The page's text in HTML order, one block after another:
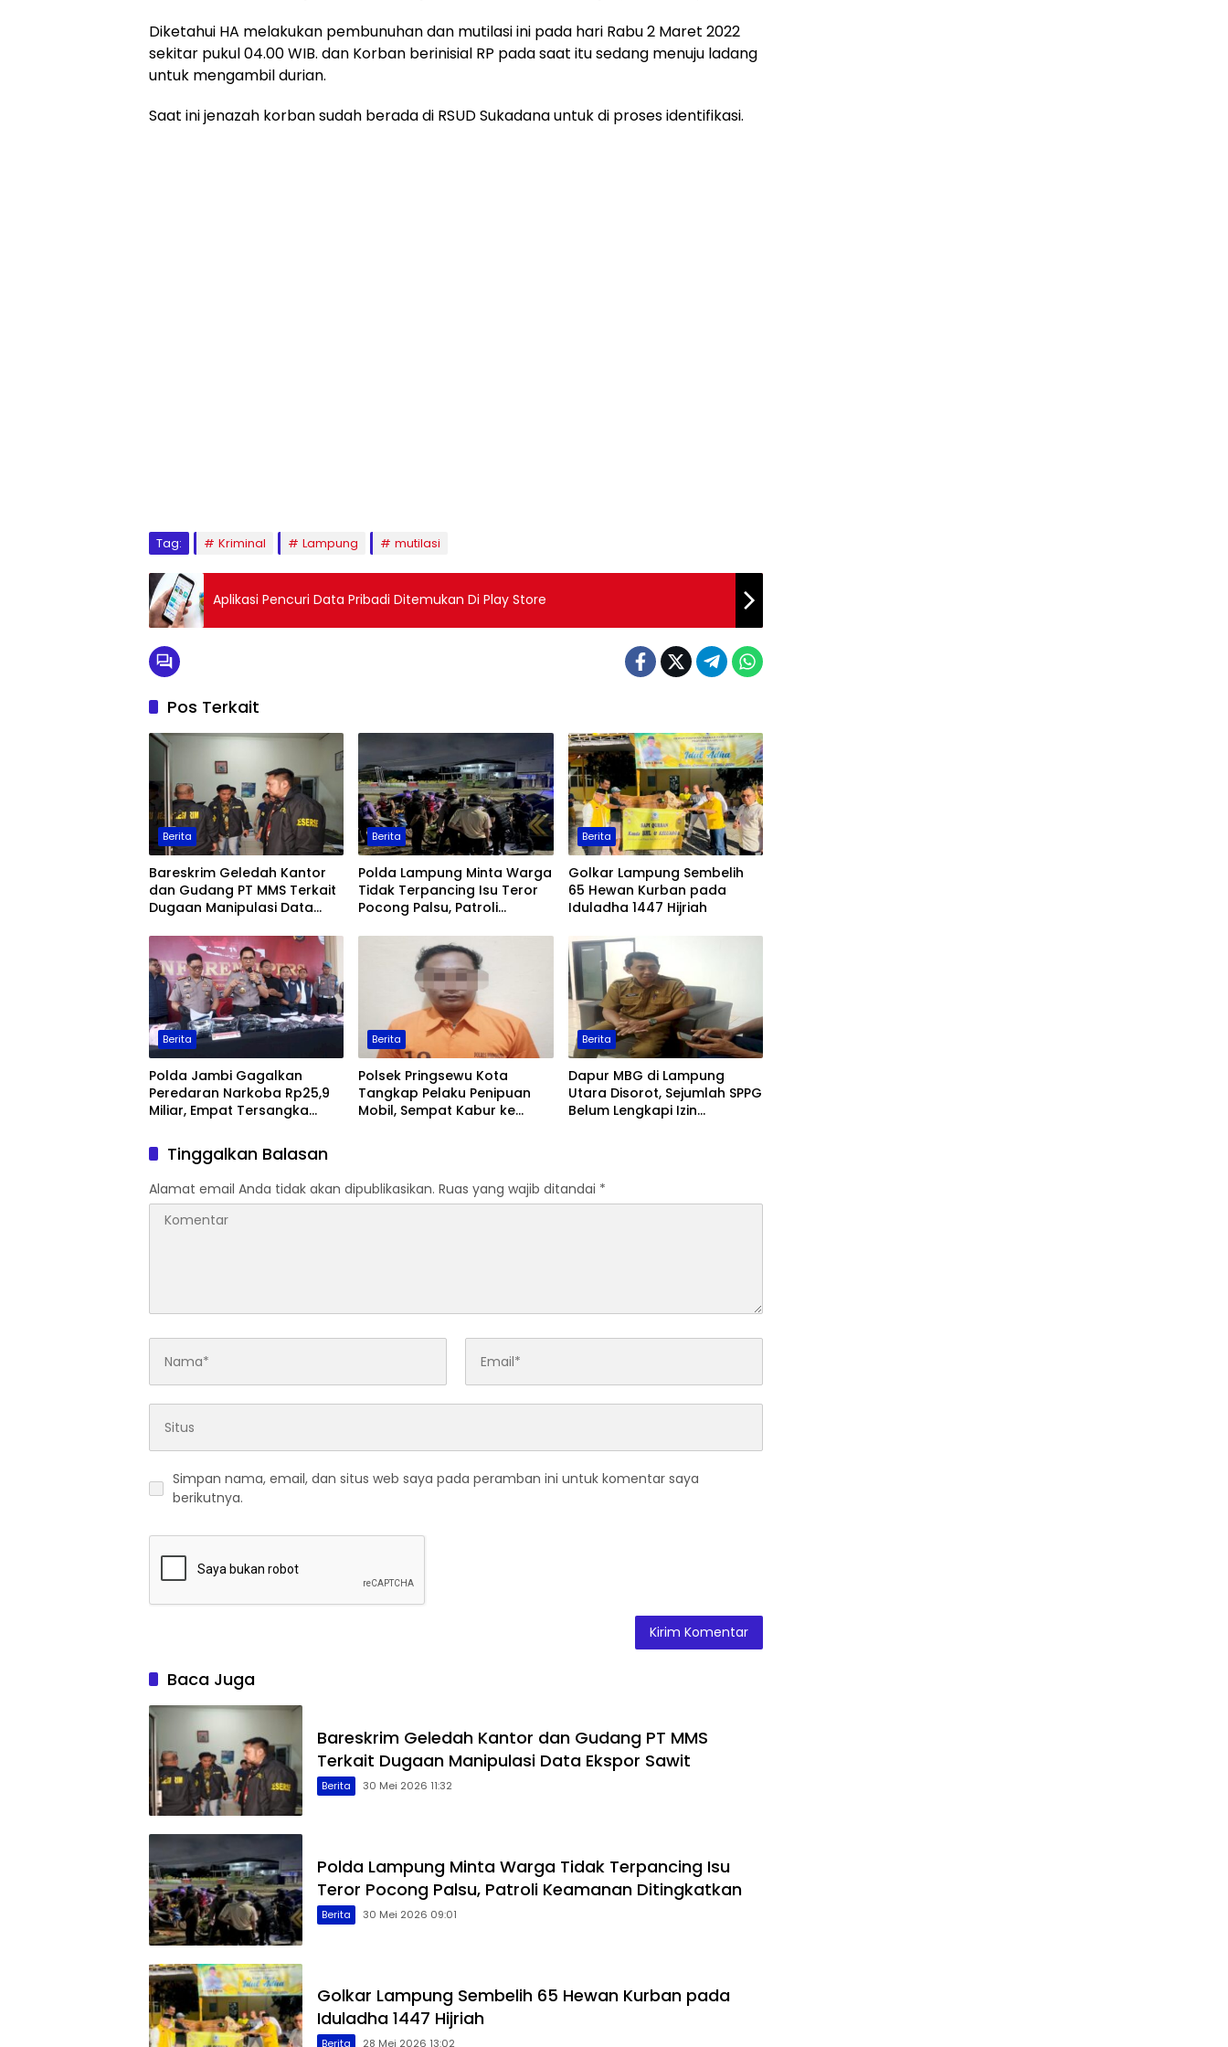
Diketahui HA melakukan pembunuhan dan mutilasi ini pada hari Rabu 2 Maret 2022
sekitar pukul 04.00 WIB. dan Korban berinisial RP pada saat itu sedang menuju ladang
untuk mengambil durian.
Saat ini jenazah korban sudah berada di RSUD Sukadana untuk di proses identifikasi.
Tag: Kriminal Lampung mutilasi
Aplikasi Pencuri Data Pribadi Ditemukan Di Play Store
Pos Terkait
Berita
Bareskrim Geledah Kantor
dan Gudang PT MMS Terkait
Dugaan Manipulasi Data
Berita
Polda Lampung Minta Warga
Tidak Terpancing Isu Teror
Pocong Palsu, Patroli
Berita
Golkar Lampung Sembelih
65 Hewan Kurban pada
Iduladha 1447 Hijriah
Berita
Polda Jambi Gagalkan
Peredaran Narkoba Rp25,9
Miliar, Empat Tersangka
Berita
Polsek Pringsewu Kota
Tangkap Pelaku Penipuan
Mobil, Sempat Kabur ke
Berita
Dapur MBG di Lampung
Utara Disorot, Sejumlah SPPG
Belum Lengkapi Izin
Tinggalkan Balasan
Alamat email Anda tidak akan dipublikasikan. Ruas yang wajib ditandai *
Simpan nama, email, dan situs web saya pada peramban ini untuk komentar saya
berikutnya.
Baca Juga
Bareskrim Geledah Kantor dan Gudang PT MMS
Terkait Dugaan Manipulasi Data Ekspor Sawit
Berita 30 Mei 2026 11:32
Polda Lampung Minta Warga Tidak Terpancing Isu
Teror Pocong Palsu, Patroli Keamanan Ditingkatkan
Berita 30 Mei 2026 09:01
Golkar Lampung Sembelih 65 Hewan Kurban pada
Iduladha 1447 Hijriah
Berita 28 Mei 2026 13:02